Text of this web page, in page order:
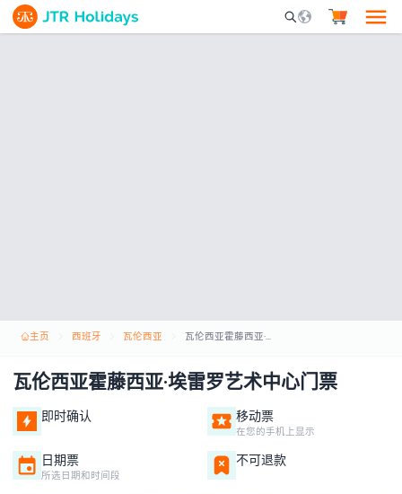
Mobile Search
主页 西班牙 瓦伦西亚 瓦伦西亚霍藤西亚·埃雷罗艺术中心门票
瓦伦西亚霍藤西亚·埃雷罗艺术中心门票
即时确认 移动票
在您的手机上显示
日期票
所选日期和时间段
不可退款